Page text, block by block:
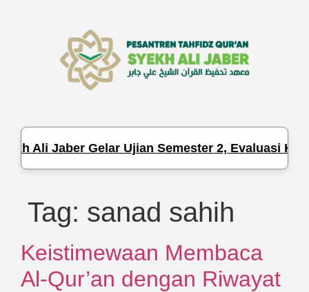
Ali Jaber Gelar Ujian Semester 2, Evaluasi
Tag: sanad sahih
Keistimewaan Membaca
Al-Qur’an dengan Riwayat